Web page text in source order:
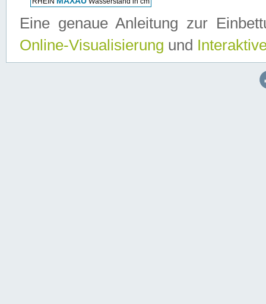
Eine genaue Anleitung zur
Online-Visualisierung und